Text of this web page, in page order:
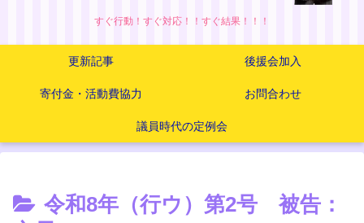
すぐ行動！すぐ対応！！すぐ結果！！！
更新記事 後援会加入
寄付金・活動費協力 お問合わせ
議員時代の定例会
令和8年（行ウ）第2号 被告：